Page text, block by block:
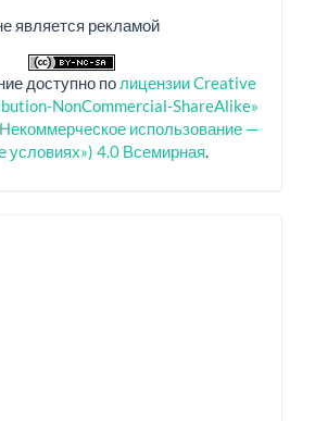
является рекламой
доступно по лицензии Creative
NonCommercial-ShareAlike»
использование —
условиях») 4.0 Всемирная.